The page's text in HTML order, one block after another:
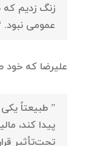
زنگ زدیم که
عمومی نبود.
علیرضا که خود
” طبیعتاً
پیدا کند،
تحت‌تأثیر